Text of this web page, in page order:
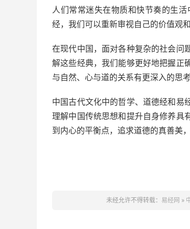
人们常常迷失在物质和快节奏的生
经，我们可以重新审视自己的价值观
在现代中国，面对各种复杂的社会问
解这些经典，我们能够更好地把握正
与自然、心与道的关系有更深入的思
中国古代文化中的哲学、道德经和易
理解中国传统思想和提升自身修养具
到内心的平衡点，追求道德的真善美
未经允许不得转载： 易经网 »